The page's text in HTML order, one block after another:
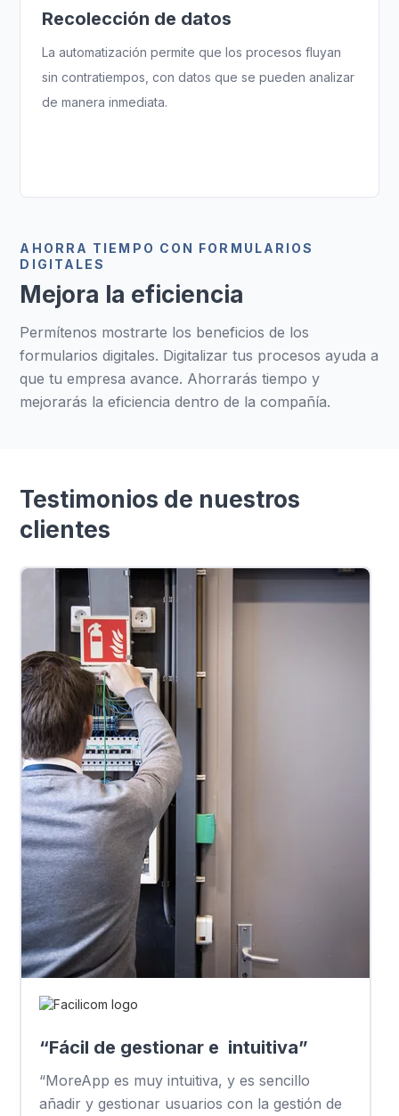
Recolección de datos
La automatización permite que los procesos fluyan
sin contratiempos, con datos que se pueden analizar
de manera inmediata.
AHORRA TIEMPO CON FORMULARIOS
DIGITALES
Mejora la eficiencia
Permítenos mostrarte los beneficios de los
formularios digitales. Digitalizar tus procesos ayuda a
que tu empresa avance. Ahorrarás tiempo y
mejorarás la eficiencia dentro de la compañía.
Testimonios de nuestros
clientes
“Fácil de gestionar e intuitiva”
“MoreApp es muy intuitiva, y es sencillo
añadir y gestionar usuarios con la gestión de